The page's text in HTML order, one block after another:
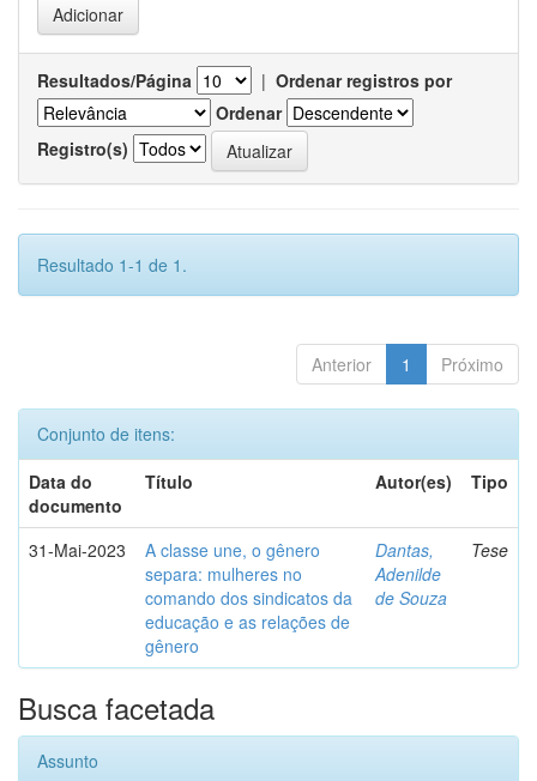
Resultados/Página | Ordenar registros por
Ordenar
Registro(s)
Resultado 1-1 de 1.
Anterior 1 Próximo
Conjunto de itens:
Data do
documento
Título Autor(es) Tipo
31-Mai-2023
A classe une, o gênero
separa: mulheres no
comando dos sindicatos da
educação e as relações de
gênero
Dantas,
Adenilde
de Souza
Tese
Busca facetada
Assunto